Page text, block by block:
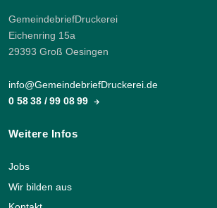
GemeindebriefDruckerei
Eichenring 15a
29393 Groß Oesingen
info@GemeindebriefDruckerei.de
0 58 38 / 99 08 99
Weitere Infos
Jobs
Wir bilden aus